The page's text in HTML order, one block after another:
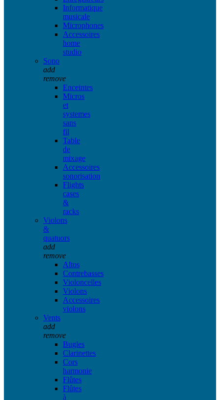
Informatique
musicale
Microphones
Accessoires
home
studio
Sono
add
remove
Enceintes
Micros
et
systemes
sans
fil
Table
de
mixage
Accessoires
sonorisation
Flights
cases
&
racks
Violons
&
quatuors
add
remove
Altos
Contrebasses
Violoncelles
Violons
Accessoires
violons
Vents
add
remove
Bugles
Clarinettes
Cors
harmonie
Flûtes
Flûtes
à